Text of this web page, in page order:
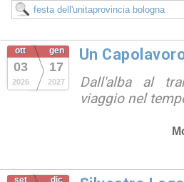
ott
03
2026
gen
17
2027
Un
Dall'alba al
viaggio nel
set dic